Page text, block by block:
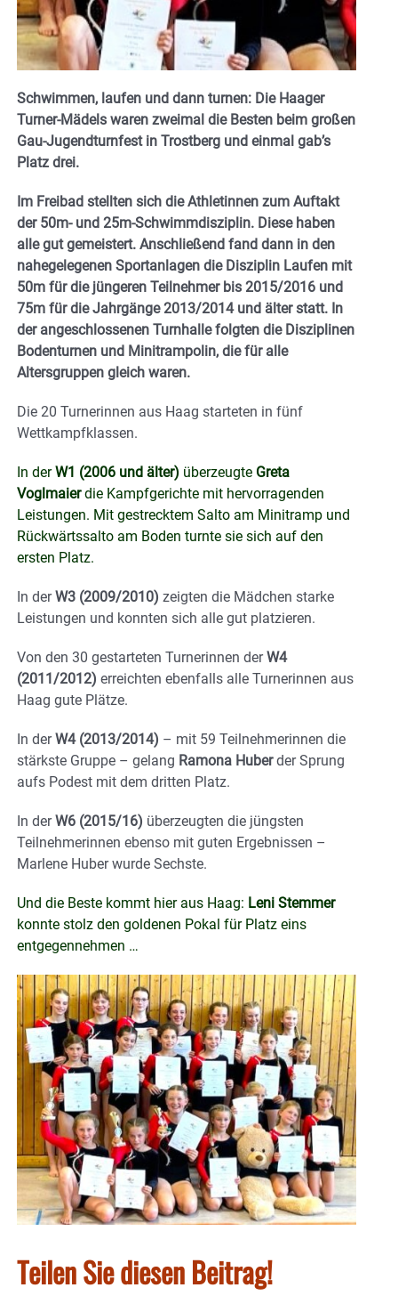
Schwimmen, laufen und dann turnen: Die Haager
Turner-Mädels waren zweimal die Besten beim großen
Gau-Jugendturnfest in Trostberg und einmal gab’s
Platz drei.
Im Freibad stellten sich die Athletinnen zum Auftakt
der 50m- und 25m-Schwimmdisziplin. Diese haben
alle gut gemeistert. Anschließend fand dann in den
nahegelegenen Sportanlagen die Disziplin Laufen mit
50m für die jüngeren Teilnehmer bis 2015/2016 und
75m für die Jahrgänge 2013/2014 und älter statt. In
der angeschlossenen Turnhalle folgten die Disziplinen
Bodenturnen und Minitrampolin, die für alle
Altersgruppen gleich waren.
Die 20 Turnerinnen aus Haag starteten in fünf
Wettkampfklassen.
In derW1 (2006 und älter) überzeugte Greta
Voglmaierdie Kampfgerichte mit hervorragenden
Leistungen. Mit gestrecktem Salto am Minitramp und
Rückwärtssalto am Boden turnte sie sich auf den
ersten Platz.
In derW3 (2009/2010) zeigten die Mädchen starke
Leistungen und konnten sich alle gut platzieren.
Von den 30 gestarteten Turnerinnen derW4
(2011/2012) erreichten ebenfalls alle Turnerinnen aus
Haag gute Plätze.
In derW4 (2013/2014) – mit 59 Teilnehmerinnen die
stärkste Gruppe – gelang Ramona Huberder Sprung
aufs Podest mit dem dritten Platz.
In derW6 (2015/16) überzeugten die jüngsten
Teilnehmerinnen ebenso mit guten Ergebnissen –
Marlene Huber wurde Sechste.
Und die Beste kommt hier aus Haag: Leni Stemmer
konnte stolz den goldenen Pokal für Platz eins
entgegennehmen …
Teilen Sie diesen Beitrag!